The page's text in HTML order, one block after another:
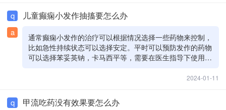
的卧床休息，恢复体力 ，保证良好的睡眠状态。可以检查
一下血常规，必要时可以拍一下胸片，根据检查结果，随时
用一些抗生素。在不过敏的情况下，在医生指导下使用。
q 儿童癫痫小发作抽搐要怎么办
a
通常癫痫小发作的治疗可以根据情况选择一些药物来控制，
比如急性持续状态可以选择安定。平时可以预防发作的药物
可以选择苯妥英钠，卡马西平等，需要在医生指导下使用，
2024-01-11
q 甲流吃药没有效果要怎么办